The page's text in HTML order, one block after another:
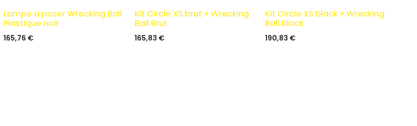
Lampe à poser Wrecking Ball
Plastique noir
165,76 €
Kit Circle XS brut + Wrecking
Ball Brut
165,83 €
Kit Circle XS black + Wrecking
Ball black
190,83 €